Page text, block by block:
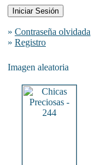
» Contraseña olvidada
» Registro
Imagen aleatoria